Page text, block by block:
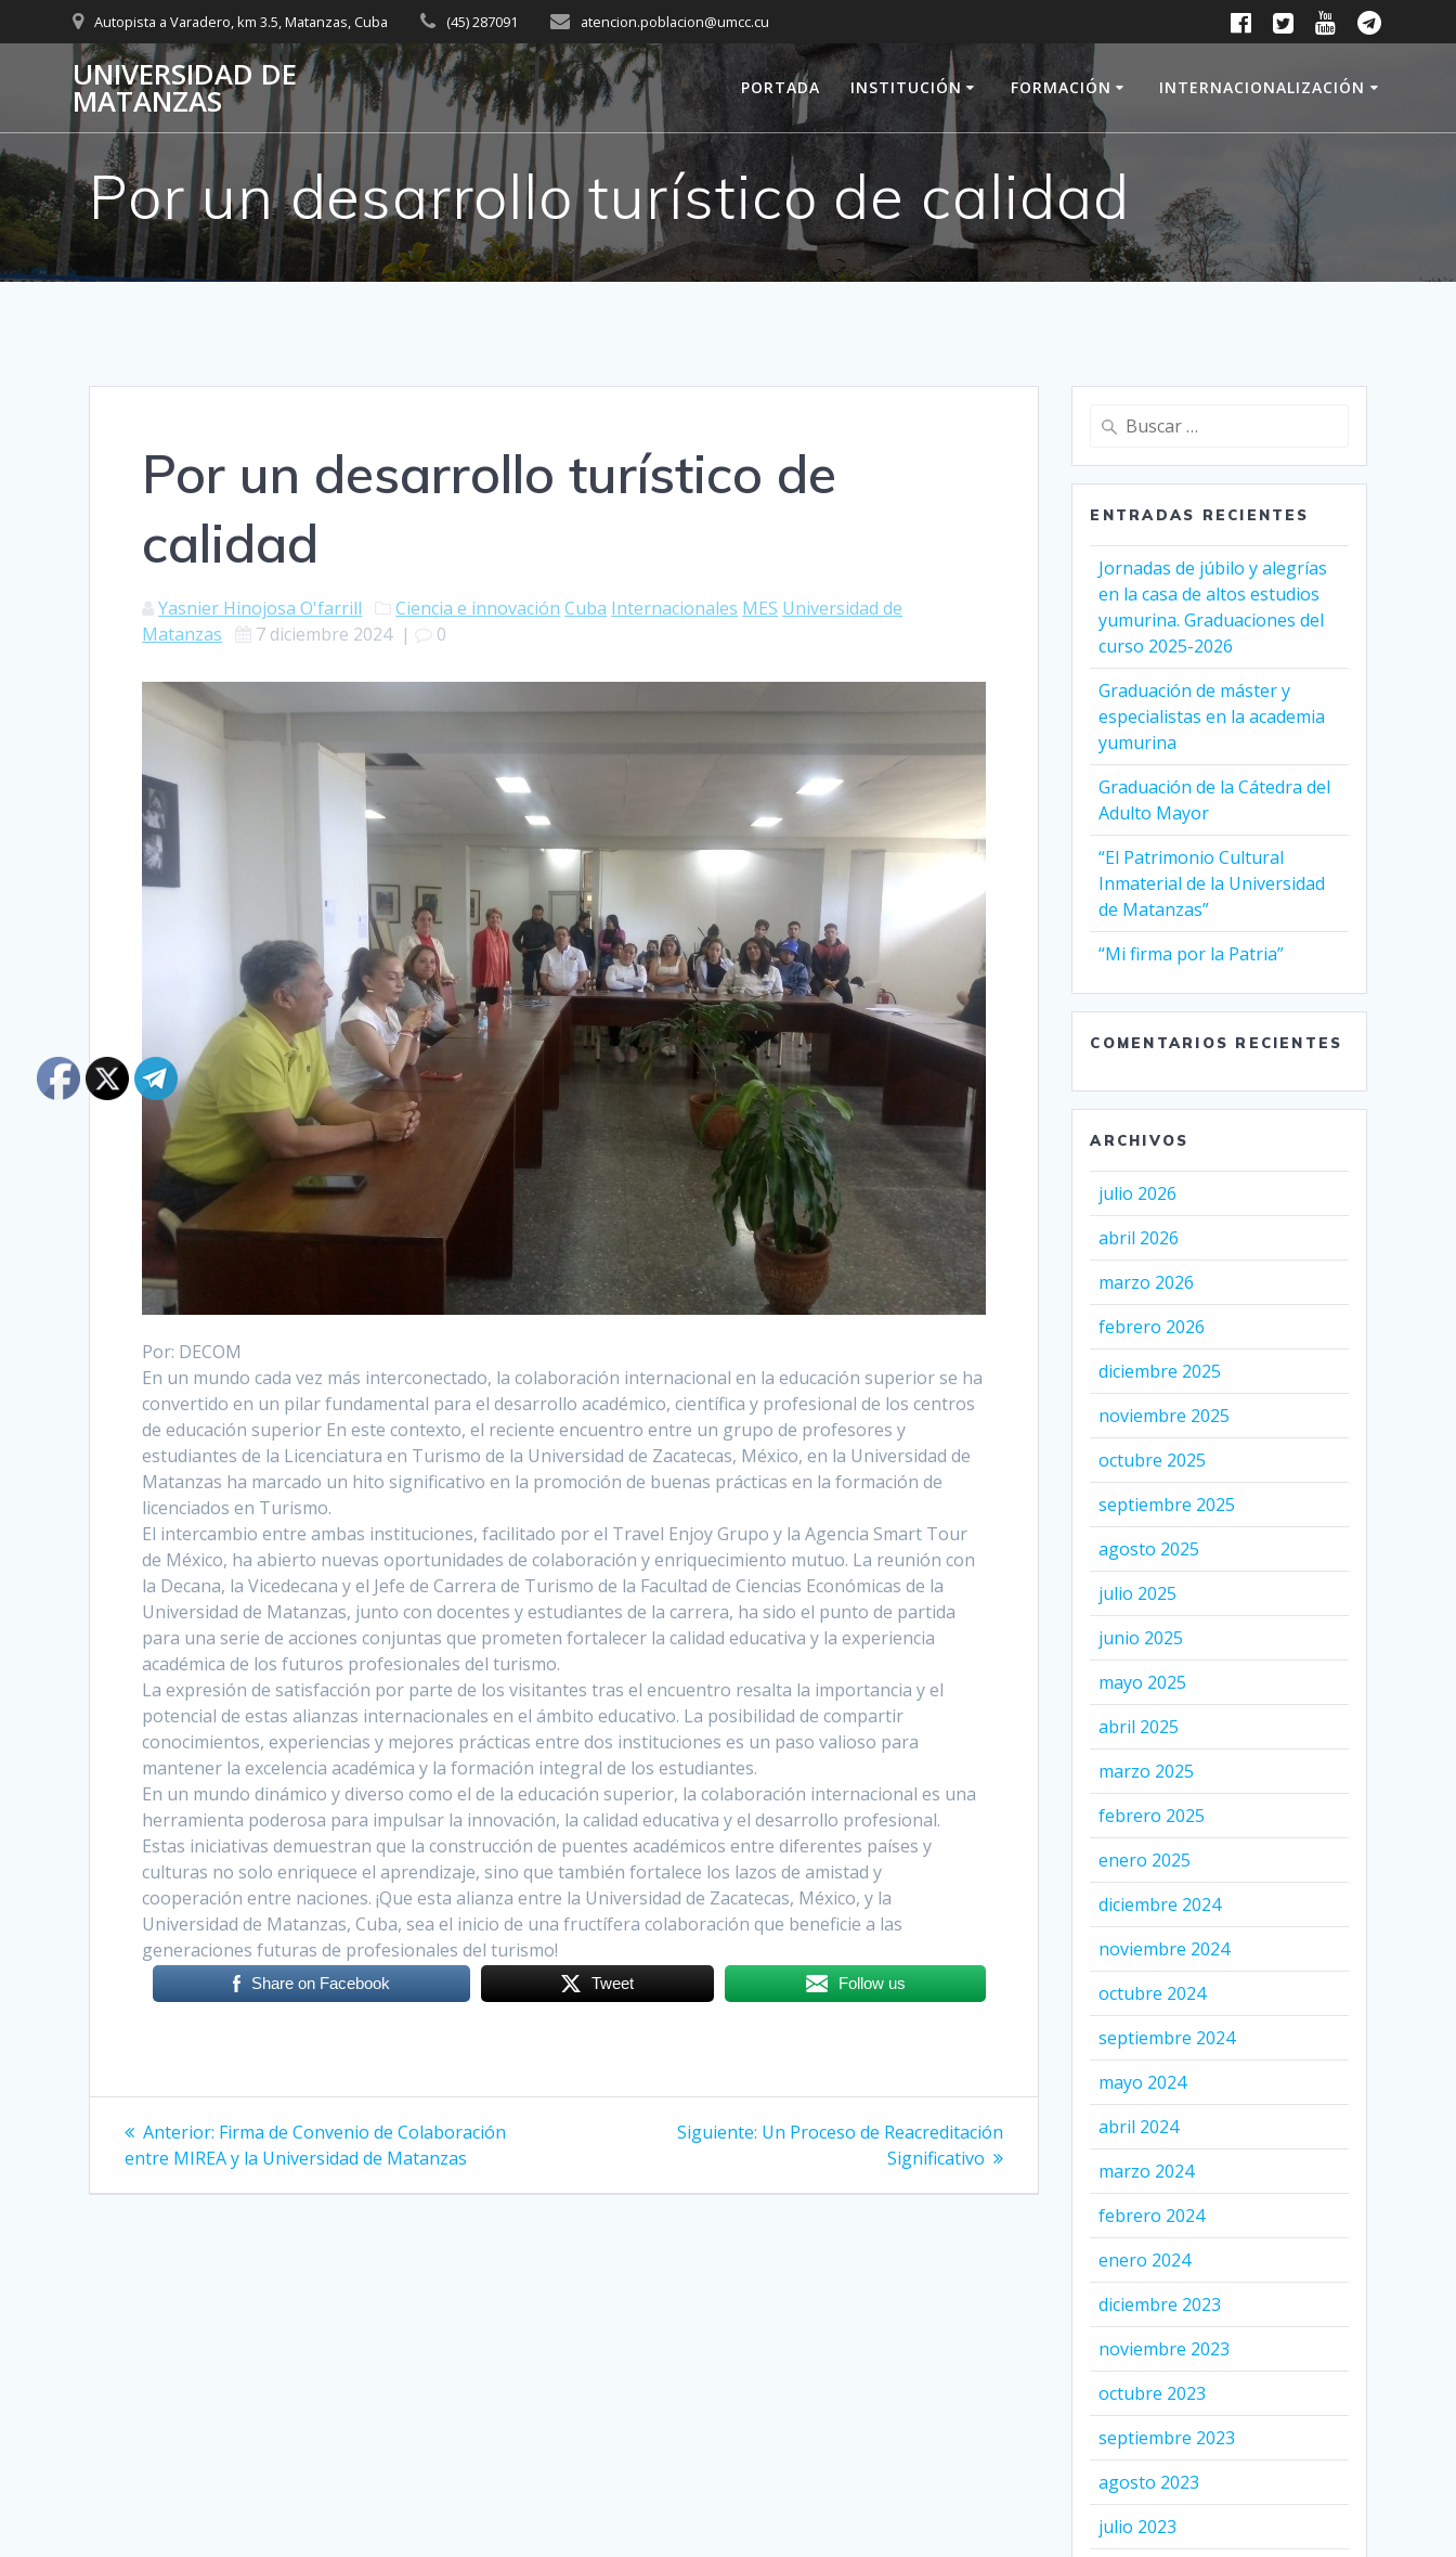
al
contenido
Autopista a Varadero, km 3.5, Matanzas, Cuba (45) 287091 atencion.poblacion@umcc.cu
UNIVERSIDAD DE
MATANZAS PORTADA INSTITUCIÓN FORMACIÓN INTERNACIONALIZACIÓN
Por un desarrollo turístico de calidad
Por un desarrollo turístico de
calidad
Yasnier Hinojosa O'farrill Ciencia e innovación Cuba Internacionales MES Universidad de
Matanzas
7 diciembre 2024| 0
Por: DECOM
En un mundo cada vez más interconectado, la colaboración internacional en la educación superior se ha
convertido en un pilar fundamental para el desarrollo académico, científica y profesional de los centros
de educación superior En este contexto, el reciente encuentro entre un grupo de profesores y
estudiantes de la Licenciatura en Turismo de la Universidad de Zacatecas, México, en la Universidad de
Matanzas ha marcado un hito significativo en la promoción de buenas prácticas en la formación de
licenciados en Turismo.
El intercambio entre ambas instituciones, facilitado por el Travel Enjoy Grupo y la Agencia Smart Tour
de México, ha abierto nuevas oportunidades de colaboración y enriquecimiento mutuo. La reunión con
la Decana, la Vicedecana y el Jefe de Carrera de Turismo de la Facultad de Ciencias Económicas de la
Universidad de Matanzas, junto con docentes y estudiantes de la carrera, ha sido el punto de partida
para una serie de acciones conjuntas que prometen fortalecer la calidad educativa y la experiencia
académica de los futuros profesionales del turismo.
La expresión de satisfacción por parte de los visitantes tras el encuentro resalta la importancia y el
potencial de estas alianzas internacionales en el ámbito educativo. La posibilidad de compartir
conocimientos, experiencias y mejores prácticas entre dos instituciones es un paso valioso para
mantener la excelencia académica y la formación integral de los estudiantes.
En un mundo dinámico y diverso como el de la educación superior, la colaboración internacional es una
herramienta poderosa para impulsar la innovación, la calidad educativa y el desarrollo profesional.
Estas iniciativas demuestran que la construcción de puentes académicos entre diferentes países y
culturas no solo enriquece el aprendizaje, sino que también fortalece los lazos de amistad y
cooperación entre naciones. ¡Que esta alianza entre la Universidad de Zacatecas, México, y la
Universidad de Matanzas, Cuba, sea el inicio de una fructífera colaboración que beneficie a las
generaciones futuras de profesionales del turismo!
Share on Facebook Tweet Follow us
Navegación
de
Anterior: Entrada
anterior:
Firma de Convenio de Colaboración
entre MIREA y la Universidad de Matanzas
Siguiente: Siguiente
Un Proceso de Reacreditación
Significativo
Buscar:
ENTRADAS RECIENTES
Jornadas de júbilo y alegrías
en la casa de altos estudios
yumurina. Graduaciones del
curso 2025-2026
Graduación de máster y
especialistas en la academia
yumurina
Graduación de la Cátedra del
Adulto Mayor
“El Patrimonio Cultural
Inmaterial de la Universidad
de Matanzas”
“Mi firma por la Patria”
COMENTARIOS RECIENTES
ARCHIVOS
julio 2026
abril 2026
marzo 2026
febrero 2026
diciembre 2025
noviembre 2025
octubre 2025
septiembre 2025
agosto 2025
julio 2025
junio 2025
mayo 2025
abril 2025
marzo 2025
febrero 2025
enero 2025
diciembre 2024
noviembre 2024
octubre 2024
septiembre 2024
mayo 2024
abril 2024
marzo 2024
febrero 2024
enero 2024
diciembre 2023
noviembre 2023
octubre 2023
septiembre 2023
agosto 2023
julio 2023